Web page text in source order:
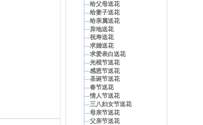
给父母送花
给妻子送花
给亲属送花
异地送花
祝寿送花
求婚送花
求爱表白送花
光棍节送花
感恩节送花
圣诞节送花
春节送花
情人节送花
三八妇女节送花
母亲节送花
父亲节送花